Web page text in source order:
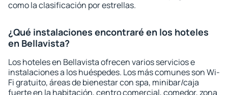
como la clasificación por estrellas.
¿Qué instalaciones encontraré en los hoteles
en Bellavista?
Los hoteles en Bellavista ofrecen varios servicios e
instalaciones a los huéspedes. Los más comunes son Wi-
Fi gratuito, áreas de bienestar con spa, minibar/caja
fuerte en la habitación, centro comercial, comedor, zona